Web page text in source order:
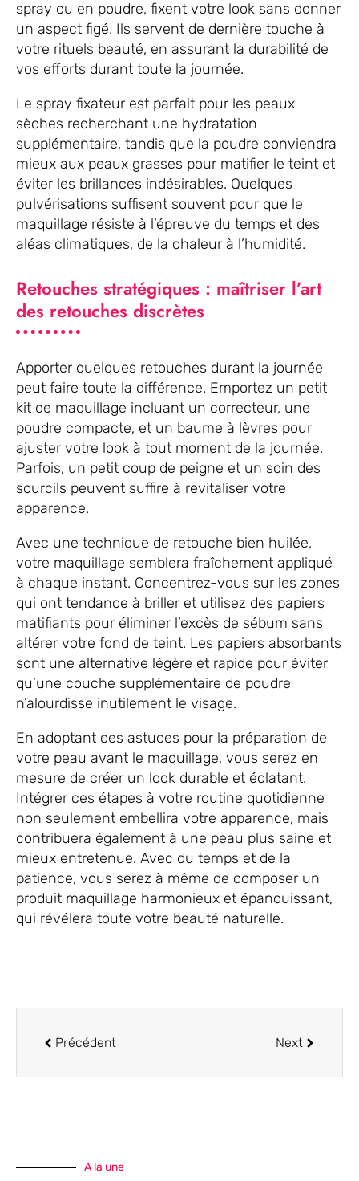
spray ou en poudre, fixent votre look sans donner
un aspect figé. Ils servent de dernière touche à
votre rituels beauté, en assurant la durabilité de
vos efforts durant toute la journée.
Le spray fixateur est parfait pour les peaux
sèches recherchant une hydratation
supplémentaire, tandis que la poudre conviendra
mieux aux peaux grasses pour matifier le teint et
éviter les brillances indésirables. Quelques
pulvérisations suffisent souvent pour que le
maquillage résiste à l’épreuve du temps et des
aléas climatiques, de la chaleur à l’humidité.
Retouches stratégiques : maîtriser l’art
des retouches discrètes
Apporter quelques retouches durant la journée
peut faire toute la différence. Emportez un petit
kit de maquillage incluant un correcteur, une
poudre compacte, et un baume à lèvres pour
ajuster votre look à tout moment de la journée.
Parfois, un petit coup de peigne et un soin des
sourcils peuvent suffire à revitaliser votre
apparence.
Avec une technique de retouche bien huilée,
votre maquillage semblera fraîchement appliqué
à chaque instant. Concentrez-vous sur les zones
qui ont tendance à briller et utilisez des papiers
matifiants pour éliminer l’excès de sébum sans
altérer votre fond de teint. Les papiers absorbants
sont une alternative légère et rapide pour éviter
qu’une couche supplémentaire de poudre
n’alourdisse inutilement le visage.
En adoptant ces astuces pour la préparation de
votre peau avant le maquillage, vous serez en
mesure de créer un look durable et éclatant.
Intégrer ces étapes à votre routine quotidienne
non seulement embellira votre apparence, mais
contribuera également à une peau plus saine et
mieux entretenue. Avec du temps et de la
patience, vous serez à même de composer un
produit maquillage harmonieux et épanouissant,
qui révélera toute votre beauté naturelle.
Précédent Next
A la une